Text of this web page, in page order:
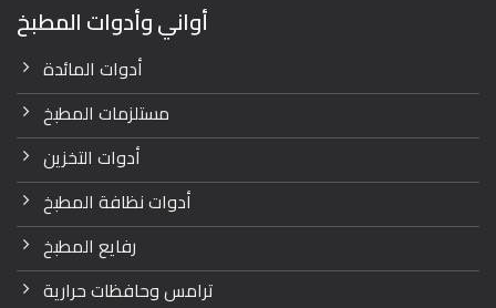
أواني وأدوات المطبخ
أدوات المائدة
مستلزمات المطبخ
أدوات التخزين
أدوات نظافة المطبخ
رفايع المطبخ
ترامس وحافظات حرارية